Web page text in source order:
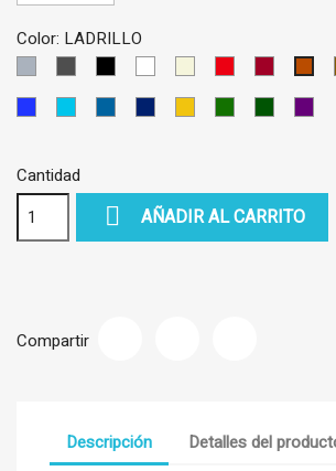
Color: LADRILLO
GRANATE
Cantidad
 AÑADIR AL CARRITO
Compartir
Descripción Detalles del